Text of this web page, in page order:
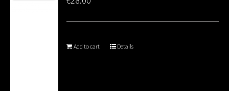
Add to cart Details